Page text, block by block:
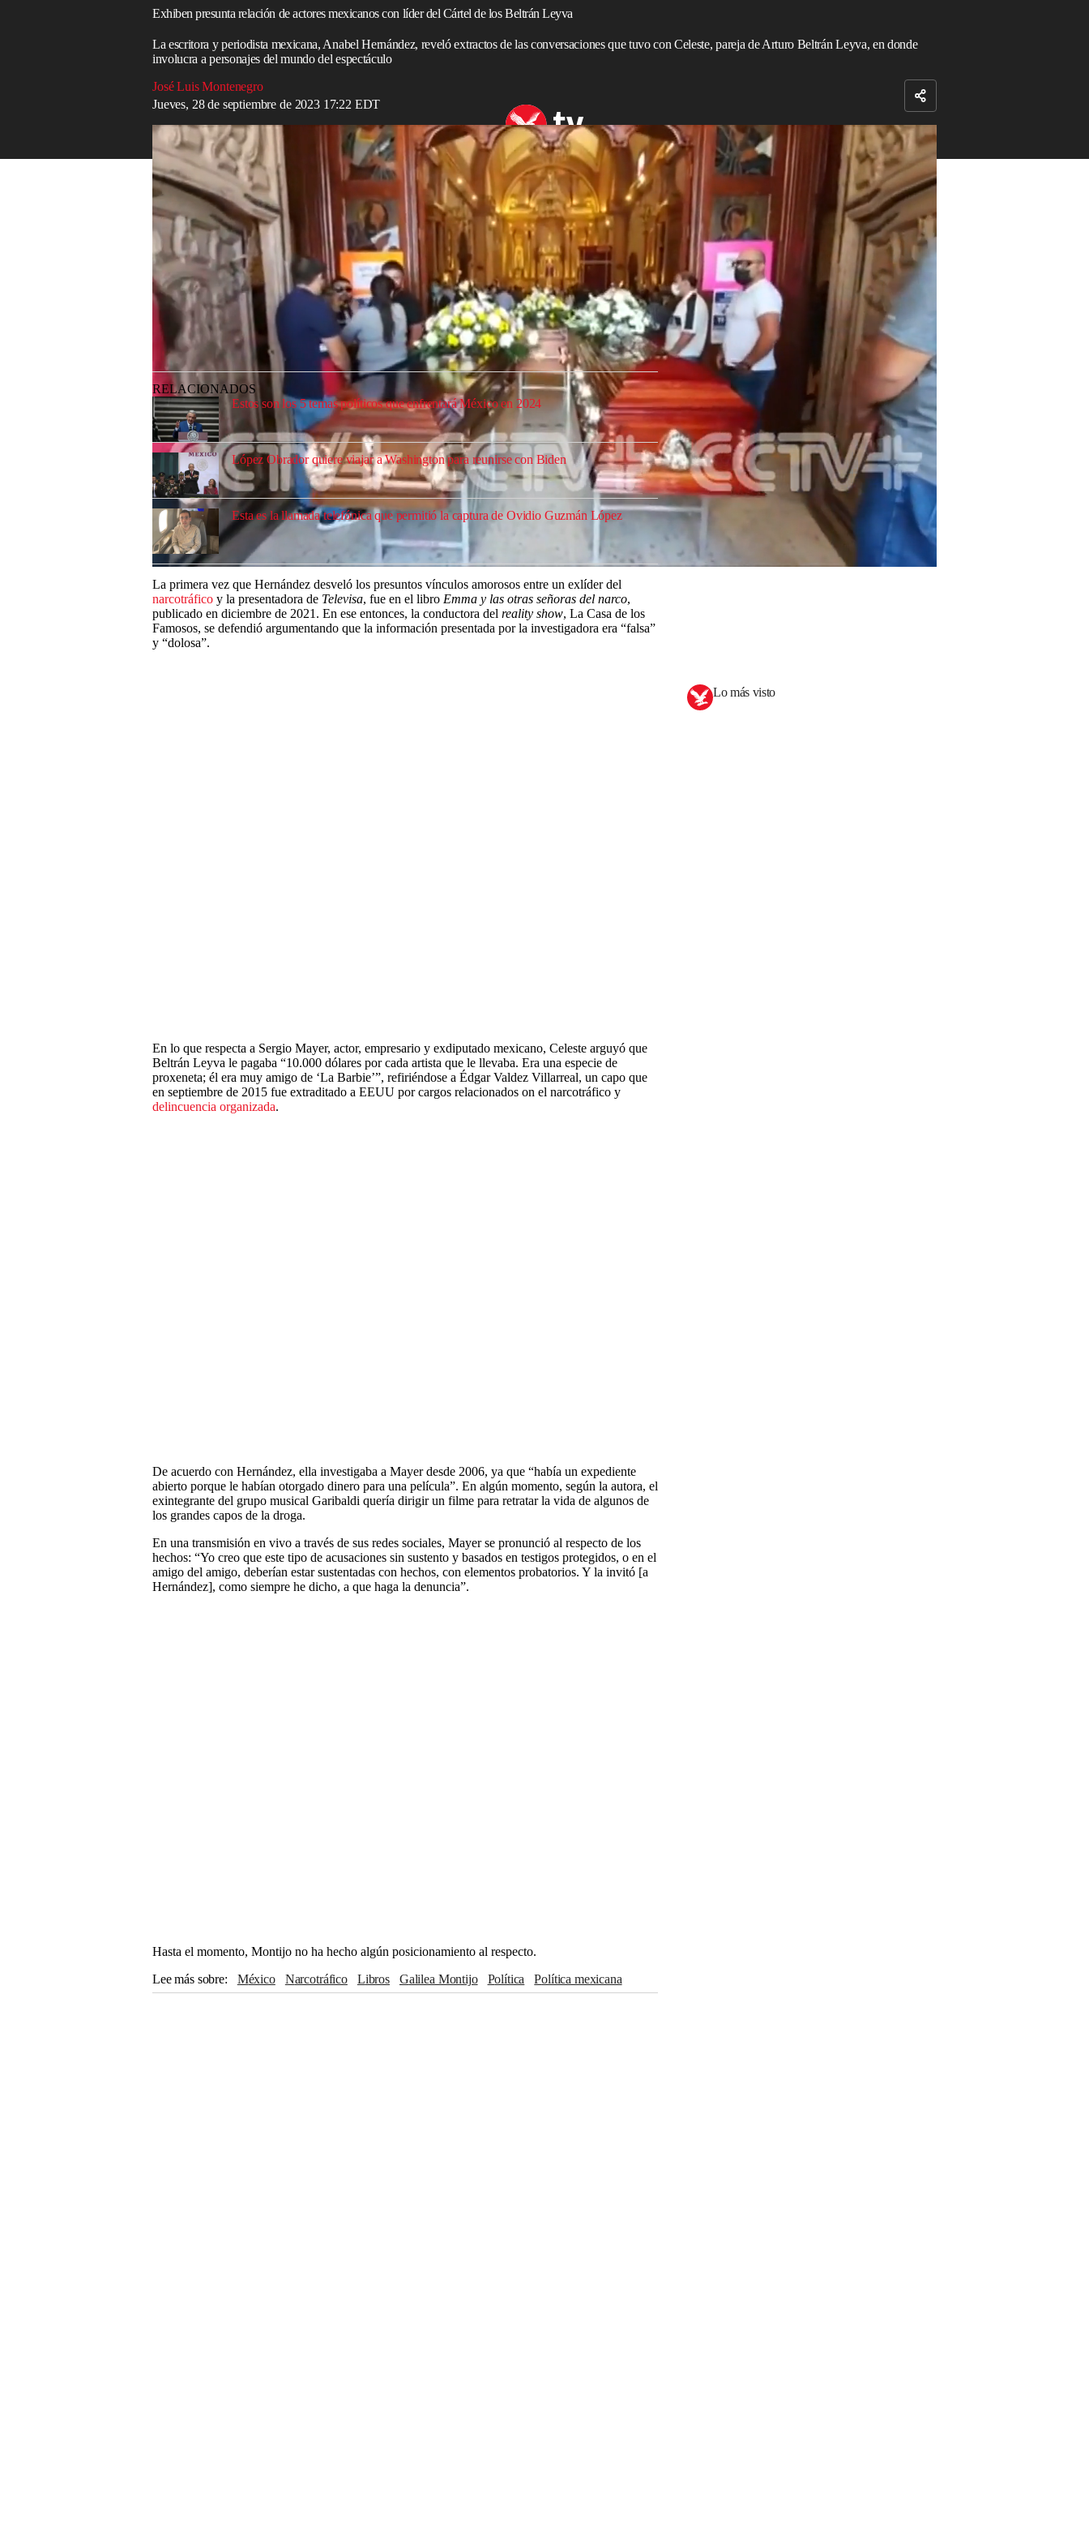
Exhiben presunta relación de actores mexicanos con líder del Cártel de los Beltrán Leyva
La escritora y periodista mexicana, Anabel Hernández, reveló extractos de las conversaciones que tuvo con Celeste, pareja de Arturo Beltrán Leyva, en donde
involucra a personajes del mundo del espectáculo
José Luis Montenegro
Jueves, 28 de septiembre de 2023 17:22 EDT
seconds
of
0
seconds Volume
0%
México-EEUU/Violencia en México
En una serie de audios, la escritora y periodista mexicana, Anabel Hernández, hizo públicas las
conversaciones que sostuvo con Celeste Beltrán Leyva, entonces pareja sentimental del
narcotraficante Arturo Beltrán Leyva, líder del cártel.
En ellas, Celeste le confiesa a Hernández que “ Galilea Montijo
es el prototipo de mujer” que le
gustaba al capo; sin embargo, detalló que “no estaba en eltop
”. En algún momento de la
conversación, la entrevistada aseguró que: “[Arturo] empezó a darle 200.000 dólares en nómina, es
decir, mensualmente”.
Durante la presentación de su libroLas señoras del narco, amar en el infiernoen la Ciudad de
México , Hernández exhibió las conversaciones que tuvo con Celeste durante varias reuniones que
pactaron en Estados Unidos en 2022. Según la autora, Celeste“rompió el pacto” de personas que
son allegadas a los círculos mafiosos para hablar con ella de su ‘modus vivendi’.
RELACIONADOS
Estos son los 5 temas políticos que enfrentará México en 2024
López Obrador quiere viajar a Washington para reunirse con Biden
Esta es la llamada telefónica que permitió la captura de Ovidio Guzmán López
La primera vez que Hernández desveló los presuntos vínculos amorosos entre un exlíder del
narcotráfico y la presentadora de Televisa, fue en el libro Emma y las otras señoras del narco,
publicado en diciembre de 2021. En ese entonces, la conductora del reality show, La Casa de los
Famosos, se defendió argumentando que la información presentada por la investigadora era “falsa”
y “dolosa”.
En lo que respecta a Sergio Mayer, actor, empresario y exdiputado mexicano, Celeste arguyó que
Beltrán Leyva le pagaba “10.000 dólares por cada artista que le llevaba. Era una especie de
proxeneta; él era muy amigo de ‘La Barbie’”, refiriéndose a Édgar Valdez Villarreal, un capo que
en septiembre de 2015 fue extraditado a EEUU por cargos relacionados on el narcotráfico y
delincuencia organizada.
De acuerdo con Hernández, ella investigaba a Mayer desde 2006, ya que “había un expediente
abierto porque le habían otorgado dinero para una película”. En algún momento, según la autora, el
exintegrante del grupo musical Garibaldi quería dirigir un filme para retratar la vida de algunos de
los grandes capos de la droga.
En una transmisión en vivo a través de sus redes sociales, Mayer se pronunció al respecto de los
hechos: “Yo creo que este tipo de acusaciones sin sustento y basados en testigos protegidos, o en el
amigo del amigo, deberían estar sustentadas con hechos, con elementos probatorios. Y la invitó [a
Hernández], como siempre he dicho, a que haga la denuncia”.
Hasta el momento, Montijo no ha hecho algún posicionamiento al respecto.
Lee más sobre
México Narcotráfico libros Galilea Montijo Política
Política mexicana
Delincuencia organizada
Lo más visto